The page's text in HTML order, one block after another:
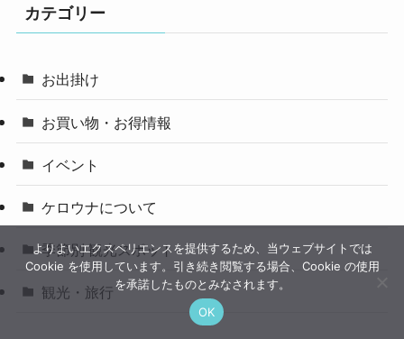
カテゴリー
お出掛け
お買い物・お得情報
イベント
ケロウナについて
季節別 観光スポット
観光・旅行
よりよいエクスペリエンスを提供するため、当ウェブサイトでは
Cookie を使用しています。引き続き閲覧する場合、Cookie の使用
を承諾したものとみなされます。
OK